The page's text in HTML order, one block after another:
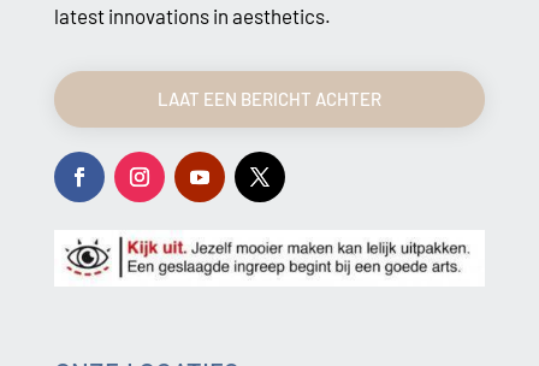
latest innovations in aesthetics.
LAAT EEN BERICHT ACHTER